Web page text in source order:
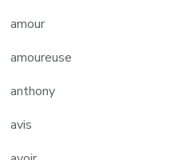
amour
amoureuse
anthony
avis